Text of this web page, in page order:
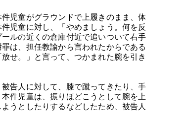
児童がグラウンドで上履きのまま、体
児童に対し、「やめましょう。何を反
ルの近くの倉庫付近で追いついて右手
は、担任教諭から言われたからである
せ。」と言って、つかまれた腕を引き
告人に対して、膝で蹴ってきたり、手
件児童は、振りほどこうとして腕を上
うとしたりするなどしたため、被告人